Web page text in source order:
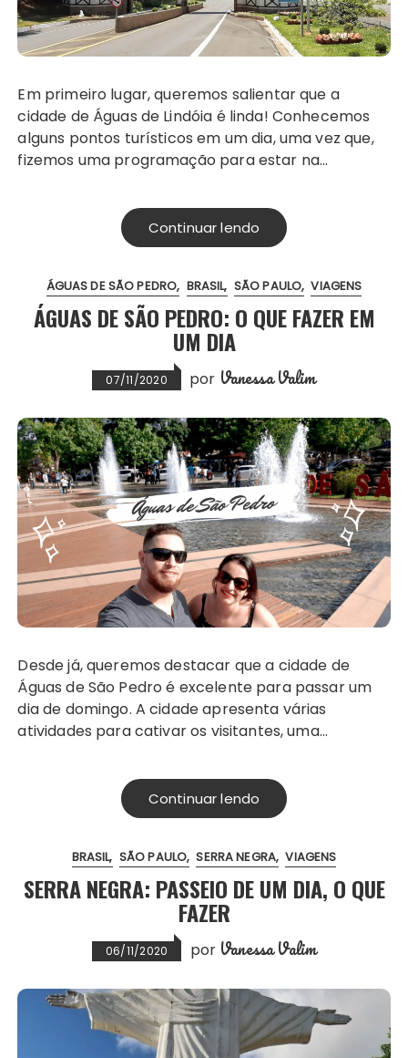
Em primeiro lugar, queremos salientar que a
cidade de Águas de Lindóia é linda! Conhecemos
alguns pontos turísticos em um dia, uma vez que,
fizemos uma programação para estar na…
Continuar lendo
ÁGUAS DE SÃO PEDRO BRASIL SÃO PAULO VIAGENS
ÁGUAS DE SÃO PEDRO: O QUE FAZER EM
UM DIA
07/11/2020 por Vanessa Valim
Desde já, queremos destacar que a cidade de
Águas de São Pedro é excelente para passar um
dia de domingo. A cidade apresenta várias
atividades para cativar os visitantes, uma…
Continuar lendo
BRASIL SÃO PAULO SERRA NEGRA VIAGENS
SERRA NEGRA: PASSEIO DE UM DIA, O QUE
FAZER
06/11/2020 por Vanessa Valim